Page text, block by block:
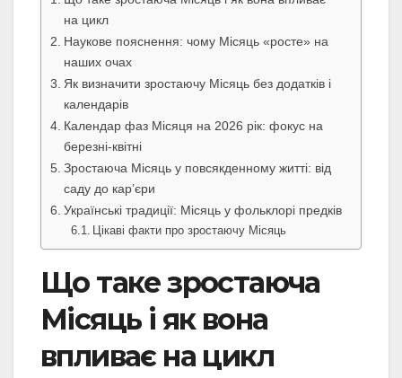
на цикл
Наукове пояснення: чому Місяць «росте» на
наших очах
Як визначити зростаючу Місяць без додатків і
календарів
Календар фаз Місяця на 2026 рік: фокус на
березні-квітні
Зростаюча Місяць у повсякденному житті: від
саду до кар’єри
Українські традиції: Місяць у фольклорі предків
Цікаві факти про зростаючу Місяць
Що таке зростаюча
Місяць і як вона
впливає на цикл